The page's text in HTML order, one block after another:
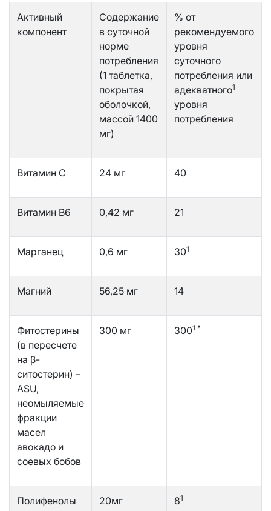
Активный
компонент
Содержание
в суточной
норме
потребления
(1 таблетка,
покрытая
оболочкой,
массой 1400
мг)
% от
рекомендуемого
уровня
суточного
потребления или
адекватного1
уровня
потребления
Витамин С 24 мг 40
Витамин B6 0,42 мг 21
Марганец 0,6 мг 301
Магний 56,25 мг 14
Фитостерины
(в пересчете
на β-
ситостерин) –
ASU,
неомыляемые
фракции
масел
авокадо и
соевых бобов
300 мг 3001 *
Полифенолы
20мг 81